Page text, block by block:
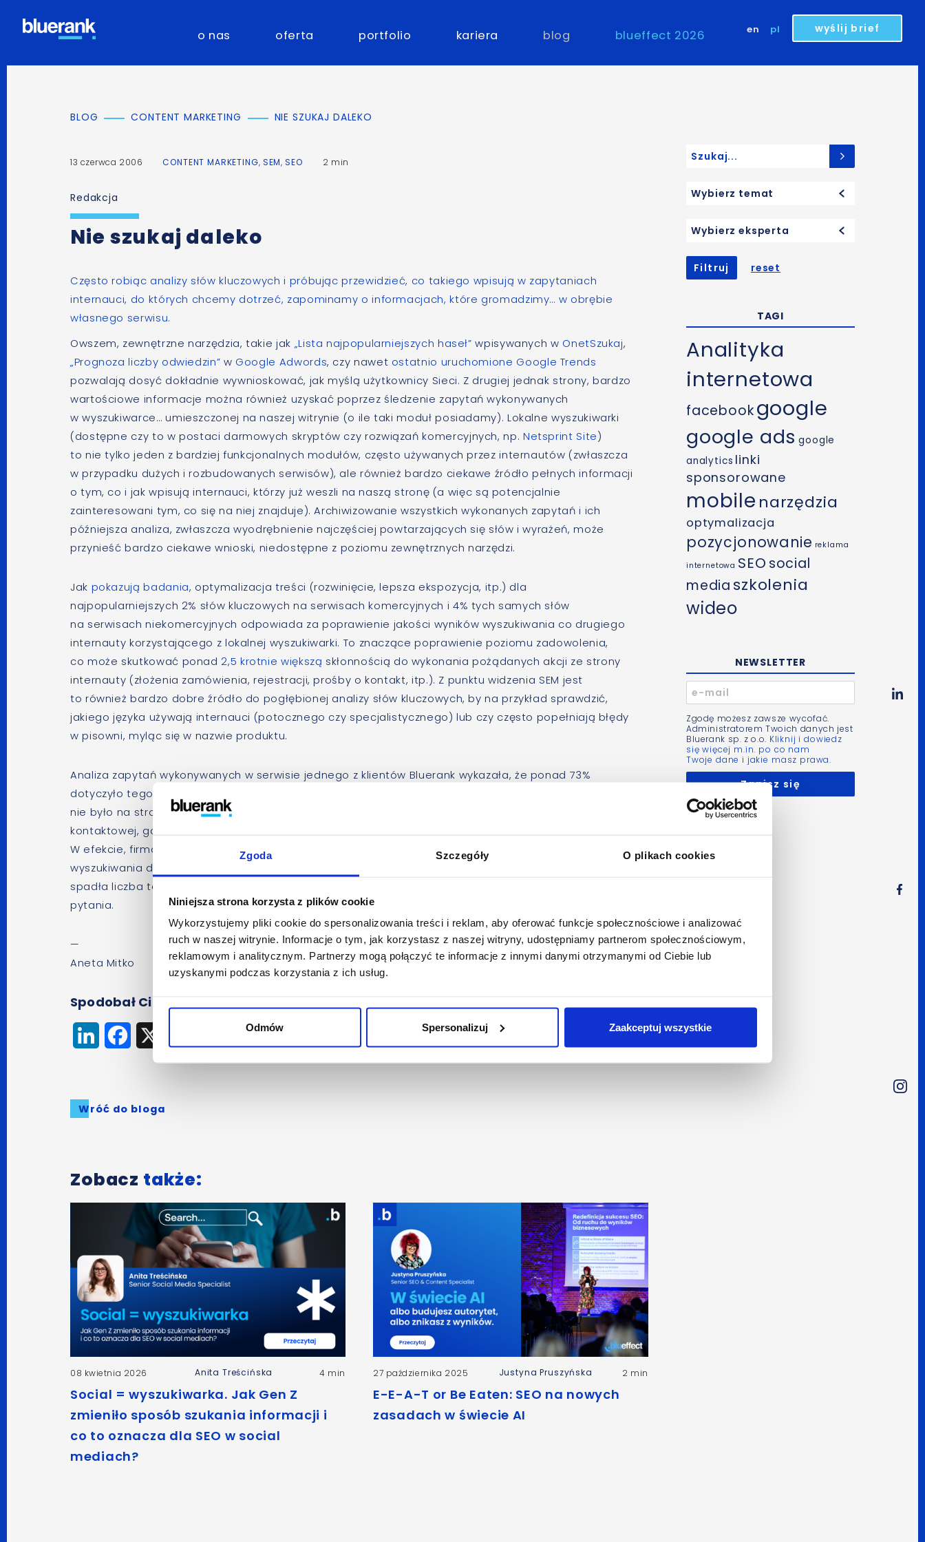
Zgoda Szczegóły O plikach cookies
Niniejsza strona korzysta z plików cookie
Wykorzystujemy pliki cookie do spersonalizowania treści i reklam, aby oferować funkcje społecznościowe i analizować
ruch w naszej witrynie. Informacje o tym, jak korzystasz z naszej witryny, udostępniamy partnerom społecznościowym,
reklamowym i analitycznym. Partnerzy mogą połączyć te informacje z innymi danymi otrzymanymi od Ciebie lub
uzyskanymi podczas korzystania z ich usług.
Odmów Spersonalizuj Zaakceptuj wszystkie
en pl wyślij brief
o nas oferta portfolio kariera blog blueffect 2026
BLOG CONTENT MARKETING NIE SZUKAJ DALEKO
13 czerwca 2006 CONTENT MARKETING, SEM,SEO 2 min
Redakcja
Nie szukaj daleko
Często robiąc analizy słów kluczowych i próbując przewidzieć, co takiego wpisują w zapytaniach
internauci, do których chcemy dotrzeć, zapominamy o informacjach, które gromadzimy… w obrębie
własnego serwisu.
Owszem, zewnętrzne narzędzia, takie jak „Lista najpopularniejszych haseł” wpisywanych w OnetSzukaj,
„Prognoza liczby odwiedzin” w Google Adwords, czy nawet ostatnio uruchomione Google Trends
pozwalają dosyć dokładnie wywnioskować, jak myślą użytkownicy Sieci. Z drugiej jednak strony, bardzo
wartościowe informacje można również uzyskać poprzez śledzenie zapytań wykonywanych
w wyszukiwarce… umieszczonej na naszej witrynie (o ile taki moduł posiadamy). Lokalne wyszukiwarki
(dostępne czy to w postaci darmowych skryptów czy rozwiązań komercyjnych, np. Netsprint Site)
to nie tylko jeden z bardziej funkcjonalnych modułów, często używanych przez internautów (zwłaszcza
w przypadku dużych i rozbudowanych serwisów), ale również bardzo ciekawe źródło pełnych informacji
o tym, co i jak wpisują internauci, którzy już weszli na naszą stronę (a więc są potencjalnie
zainteresowani tym, co się na niej znajduje). Archiwizowanie wszystkich wykonanych zapytań i ich
późniejsza analiza, zwłaszcza wyodrębnienie najczęściej powtarzających się słów i wyrażeń, może
przynieść bardzo ciekawe wnioski, niedostępne z poziomu zewnętrznych narzędzi.
Jak pokazują badania, optymalizacja treści (rozwinięcie, lepsza ekspozycja, itp.) dla
najpopularniejszych 2% słów kluczowych na serwisach komercyjnych i 4% tych samych słów
na serwisach niekomercyjnych odpowiada za poprawienie jakości wyników wyszukiwania co drugiego
internauty korzystającego z lokalnej wyszukiwarki. To znaczące poprawienie poziomu zadowolenia,
co może skutkować ponad 2,5 krotnie większą skłonnością do wykonania pożądanych akcji ze strony
internauty (złożenia zamówienia, rejestracji, prośby o kontakt, itp.). Z punktu widzenia SEM jest
to również bardzo dobre źródło do pogłębionej analizy słów kluczowych, by na przykład sprawdzić,
jakiego języka używają internauci (potocznego czy specjalistycznego) lub czy często popełniają błędy
w pisowni, myląc się w nazwie produktu.
Analiza zapytań wykonywanych w serwisie jednego z klientów Bluerank wykazała, że ponad 73%
dotyczyło tego samego zagadnienia – cennika świadczonych usług. Nie dość, że treści tego rodzaju
nie było na stronach, to na dodatek wyniki wyszukiwania nie zawierały odnośnika np. do strony
kontaktowej, gdzie zainteresowany internauta mógłby poprosić o interesujące go informacje.
W efekcie, firma umieściła na swojej witrynie sekcję „Cennik”, pokazującą się w czołówce wyników
wyszukiwania dla każdego zaobserwowanego wcześniej zapytania o ceny usług, dzięki czemu istotnie
spadła liczba telefonów i poziom zaabsorbowania pracowników, odpowiadających wciąż na te same
pytania.
—
Aneta Mitko
Spodobał Ci się artykuł? Udostępnij go:
LinkedInFacebook
Wróć do bloga
Zobacz także:
08 kwietnia 2026 Anita Treścińska 4 min
Social = wyszukiwarka. Jak Gen Z
zmieniło sposób szukania informacji i
co to oznacza dla SEO w social
mediach?
27 października 2025 Justyna Pruszyńska 2 min
E-E-A-T or Be Eaten: SEO na nowych
zasadach w świecie AI
Wybierz temat
Wybierz eksperta
Filtruj reset
TAGI
Analityka
internetowa
facebookgoogle
google ads google
analytics linki
sponsorowane
mobile narzędzia
optymalizacja
pozycjonowanie reklama
internetowa SEO social
media szkolenia
wideo
NEWSLETTER
Zgodę możesz zawsze wycofać.
Administratorem Twoich danych jest
Bluerank sp. z o.o. Kliknij i dowiedz
się więcej m.in. po co nam
Twoje dane i jakie masz prawa.